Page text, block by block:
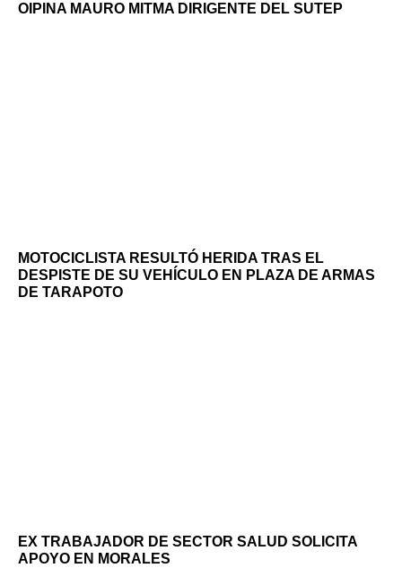
OIPINA MAURO MITMA DIRIGENTE DEL SUTEP
MOTOCICLISTA RESULTÓ HERIDA TRAS EL
DESPISTE DE SU VEHÍCULO EN PLAZA DE ARMAS
DE TARAPOTO
EX TRABAJADOR DE SECTOR SALUD SOLICITA
APOYO EN MORALES